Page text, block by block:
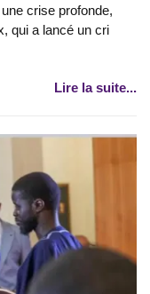
crise profonde,
qui a lancé un cri
Lire la suite...